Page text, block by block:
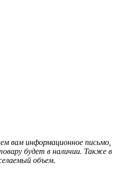
вам информационное письмо,
будет в наличии. Также в
объем.